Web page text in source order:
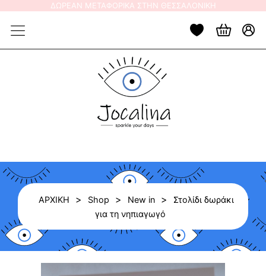
content
ΔΩΡΕΑΝ ΜΕΤΑΦΟΡΙΚΑ ΣΤΗΝ ΘΕΣΣΑΛΟΝΙΚΗ
ΑΡΧΙΚΗ > Shop > Νew in >
Στολίδι δωράκι
για τη νηπιαγωγό